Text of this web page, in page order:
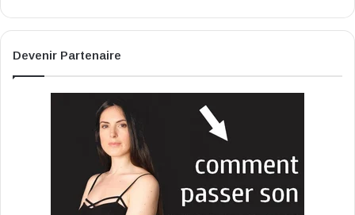
Devenir Partenaire